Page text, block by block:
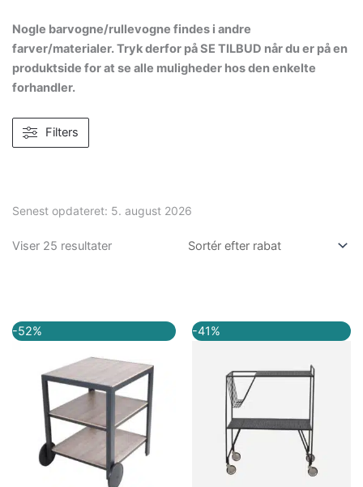
Nogle barvogne/rullevogne findes i andre
farver/materialer. Tryk derfor på SE TILBUD når du er på en
produktside for at se alle muligheder hos den enkelte
forhandler.
Filters
Senest opdateret: 5. august 2026
Viser 25 resultater
-52%
oprindelige
pris
2.699,00 kr..
aktuelle
er:
1.299,00 kr..
-41%
oprindelige
var:
2.700,00 kr..
aktuelle